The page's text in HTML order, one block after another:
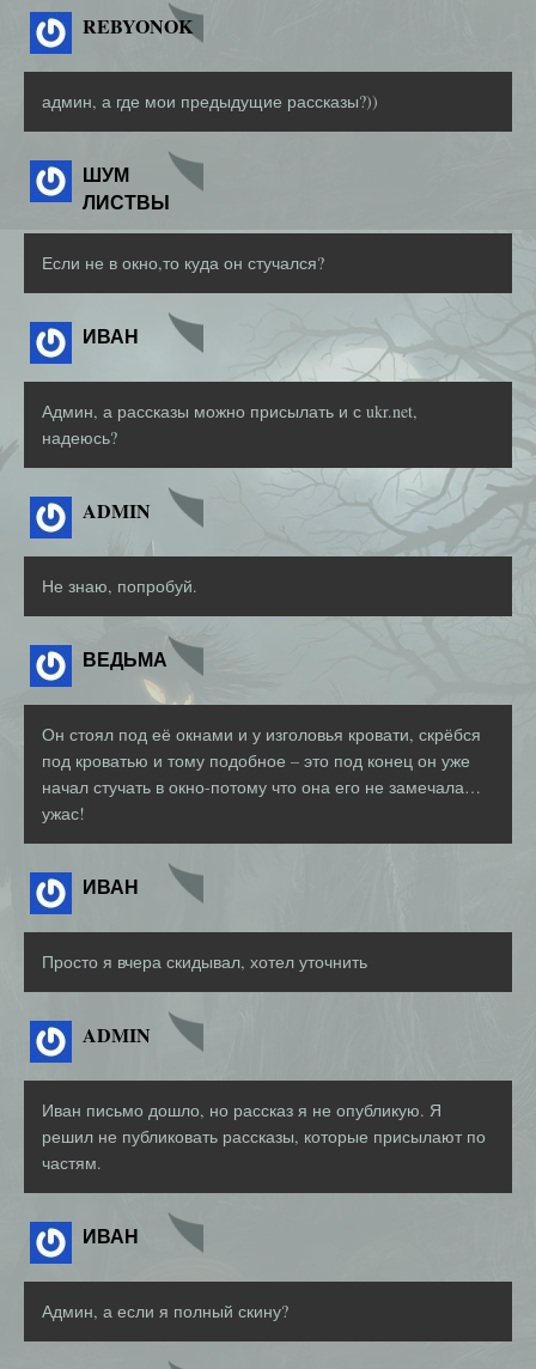
REBYONOK
админ, а где мои предыдущие рассказы?))
ШУМ
ЛИСТВЫ
Если не в окно,то куда он стучался?
ИВАН
Админ, а рассказы можно присылать и с ukr.net,
надеюсь?
ADMIN
Не знаю, попробуй.
ВЕДЬМА
Он стоял под её окнами и у изголовья кровати, скрёбся
под кроватью и тому подобное – это под конец он уже
начал стучать в окно-потому что она его не замечала…
ужас!
ИВАН
Просто я вчера скидывал, хотел уточнить
ADMIN
Иван письмо дошло, но рассказ я не опубликую. Я
решил не публиковать рассказы, которые присылают по
частям.
ИВАН
Админ, а если я полный скину?